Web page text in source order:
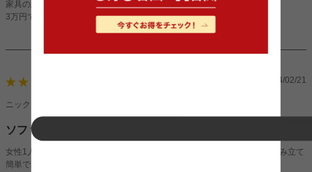
家具の組み立てはわかりやすかったです。
3万円でこのクオリティは最高です。
2024/02/21
ニックネーム：りーさん（女性）
ソファー
女性1人で30分前後で組み立てることができた。発送早くてやすいし、組み立て
簡単で助かりました。